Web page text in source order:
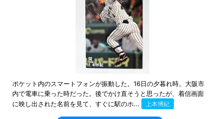
ポケット内のスマートフォンが振動した。16日の夕暮れ時。大阪市
内で電車に乗った時だった。後でかけ直そうと思ったが、着信画面
に映し出された名前を見て、すぐに駅のホ...
上本博紀